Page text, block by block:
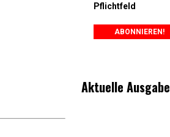
Pflichtfeld
Aktuelle Ausgabe